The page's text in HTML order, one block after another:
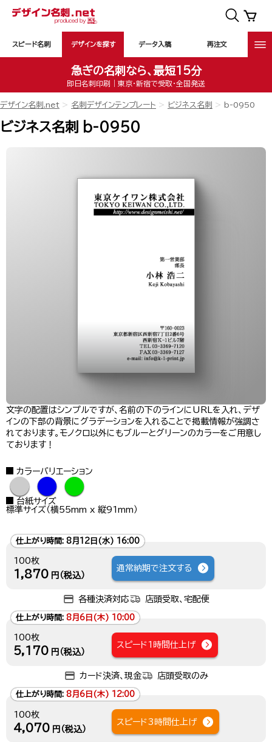
スピード名刺 デザインを探す データ入稿 再注文
急ぎの名刺なら、最短15分
即日名刺印刷｜東京・新宿で受取・全国発送
デザイン名刺.net 名刺デザインテンプレート ビジネス名刺 b-0950
ビジネス名刺 b-0950
文字の配置はシンプルですが、名前の下のラインにURLを入れ、デザ
インの下部の背景にグラデーションを入れることで掲載情報が強調さ
れております。モノクロ以外にもブルーとグリーンのカラーをご用意し
ております！
カラーバリエーション
● ● ●
台紙サイズ
標準サイズ（横55mm x 縦91mm）
仕上がり時間: 8月12日(水) 16:00
100枚
1,870 円（税込）
通常納期で注文する
各種決済対応 店頭受取、宅配便
仕上がり時間: 8月6日(木) 10:00
100枚
5,170 円（税込）
スピード1時間仕上げ
カード決済、現金 店頭受取のみ
仕上がり時間: 8月6日(木) 12:00
100枚
4,070 円（税込）
スピード3時間仕上げ